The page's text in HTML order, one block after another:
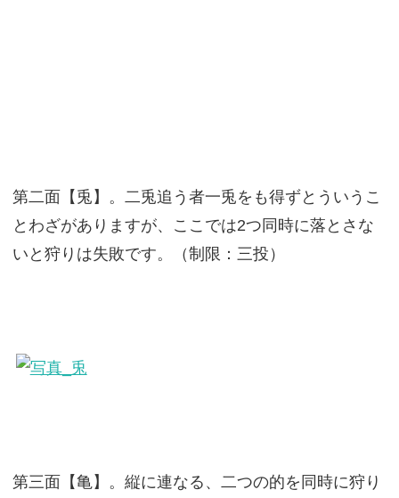
第二面【兎】。二兎追う者一兎をも得ずとういうこ
とわざがありますが、ここでは2つ同時に落とさな
いと狩りは失敗です。（制限：三投）
第三面【亀】。縦に連なる、二つの的を同時に狩り